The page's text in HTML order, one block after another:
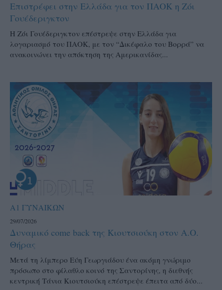
Επιστρέφει στην Ελλάδα για τον ΠΑΟΚ η Ζόι
Γουέδεριγκτον
Η Ζόι Γουέδεριγκτον επέστρεψε στην Ελλάδα για
λογαριασμό του ΠΑΟΚ, με τον “Δικέφαλο του Βορρά” να
ανακοινώνει την απόκτηση της Αμερικανίδας...
Α1 ΓΥΝΑΙΚΩΝ
29/07/2026
Δυναμικό come back της Κιουτσιούκη στον Α.Ο.
Θήρας
Μετά τη λίμπερο Εύη Γεωργιάδου ένα ακόμη γνώριμο
πρόσωπο στο φίλαθλο κοινό της Σαντορίνης, η διεθνής
κεντρική Τάνια Κιουτσιούκη επέστρεψε έπειτα από δύο...